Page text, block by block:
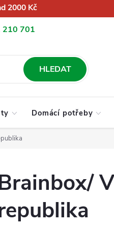
2000 Kč
210 701
Podmínky ochrany osobních údajů
HLEDAT
Domácí potřeby